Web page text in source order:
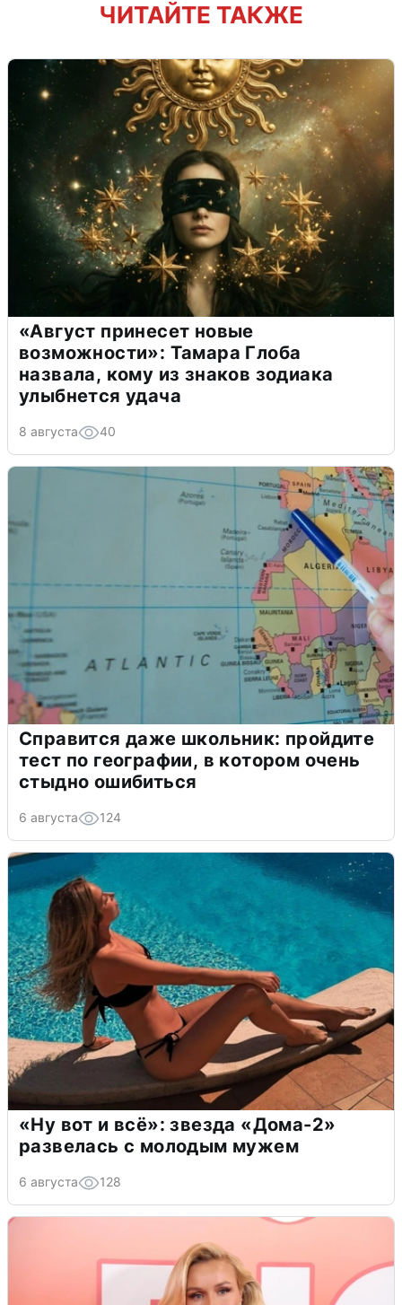
ЧИТАЙТЕ ТАКЖЕ
«Август принесет новые
возможности»: Тамара Глоба
назвала, кому из знаков зодиака
улыбнется удача
8 августа 40
Справится даже школьник: пройдите
тест по географии, в котором очень
стыдно ошибиться
6 августа 124
«Ну вот и всё»: звезда «Дома-2»
развелась с молодым мужем
6 августа 128